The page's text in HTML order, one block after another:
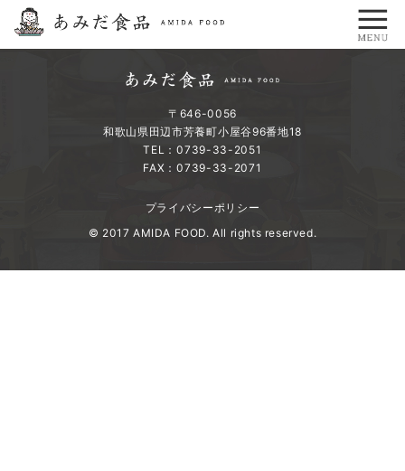
〒646-0056
和歌山県田辺市芳養町小屋谷96番地18
TEL：0739-33-2051
FAX：0739-33-2071
プライバシーポリシー
© 2017 AMIDA FOOD. All rights reserved.